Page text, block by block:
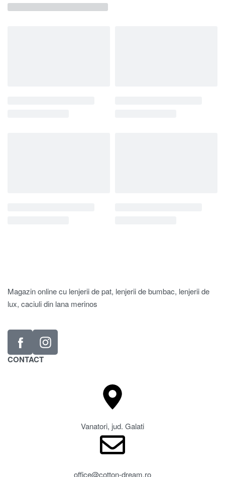
Magazin online cu lenjerii de pat, lenjerii de bumbac, lenjerii de
lux, caciuli din lana merinos
CONTACT
Vanatori, jud. Galati
office@cotton-dream.ro